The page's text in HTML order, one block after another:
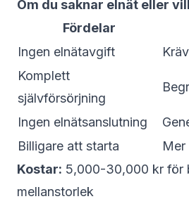
Om du saknar elnät eller
Fördelar
Ingen elnätavgift
Komplett
självförsörjning
Ingen elnätsanslutning
Billigare att starta
Mer
Kostar: 5,000-30,000 kr för
mellanstorlek